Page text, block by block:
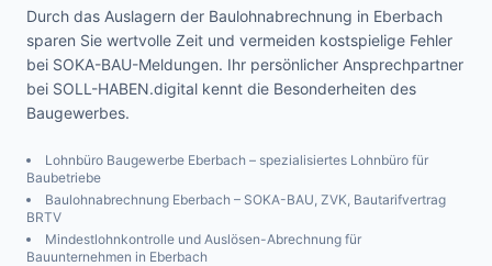
Durch das Auslagern der Baulohnabrechnung in Eberbach
sparen Sie wertvolle Zeit und vermeiden kostspielige Fehler
bei SOKA-BAU-Meldungen. Ihr persönlicher Ansprechpartner
bei SOLL-HABEN.digital kennt die Besonderheiten des
Baugewerbes.
Lohnbüro Baugewerbe Eberbach – spezialisiertes Lohnbüro für
Baubetriebe
Baulohnabrechnung Eberbach – SOKA-BAU, ZVK, Bautarifvertrag
BRTV
Mindestlohnkontrolle und Auslösen-Abrechnung für
Bauunternehmen in Eberbach